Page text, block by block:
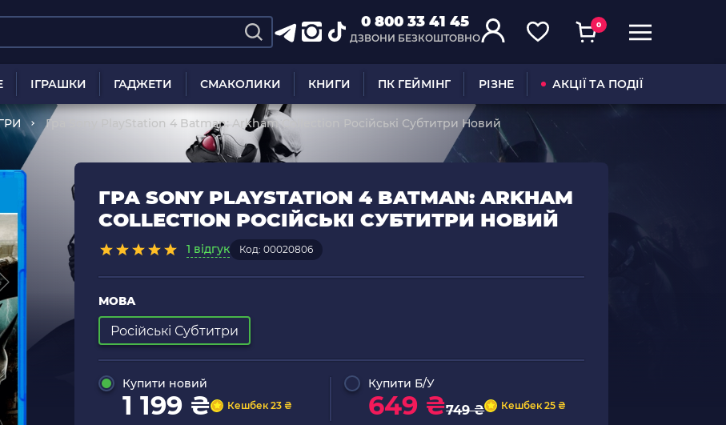
0 800 33 41 45
ДЗВОНИ БЕЗКОШТОВНО
0
ІГРАШКИ ГАДЖЕТИ СМАКОЛИКИ КНИГИ ПК ГЕЙМІНГ РІЗНЕ АКЦІЇ ТА ПОДІЇ
Гра Sony PlayStation 4 Batman: Arkham Collection Російські Субтитри Новий
ГРА SONY PLAYSTATION 4 BATMAN: ARKHAM
COLLECTION РОСІЙСЬКІ СУБТИТРИ НОВИЙ
1 відгук Код: 00020806
МОВА
Російські Субтитри
Купити новий
1 199 ₴ Кешбек 23 ₴
Купити Б/У
649 ₴749 ₴ Кешбек 25 ₴